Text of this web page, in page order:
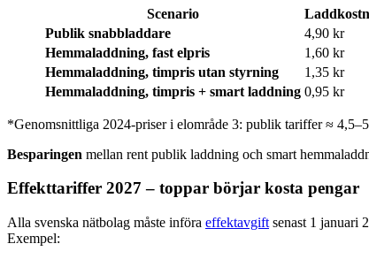
Scenario
Publik snabbladdare
4,90 kr
Hemmaladdning, fast elpris
1,60 kr
Hemmaladdning, timpris utan styrning
1,35 kr
Hemmaladdning, timpris + smart laddning 0,95 kr
*Genomsnittliga 2024-priser i elområde 3: publik tariffer ≈
Besparingen mellan rent publik laddning och smart
Effekttariffer 2027 – toppar börjar kosta pengar
Alla svenska nätbolag måste införa effektavgift senast 1 januari
Exempel: